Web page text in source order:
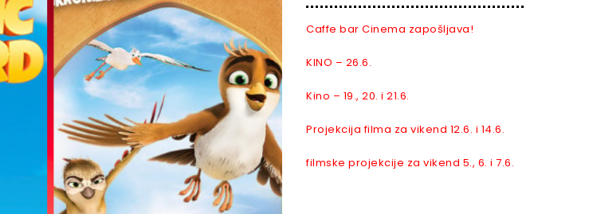
Caffe bar Cinema zapošljava!
KINO – 26.6.
Kino – 19., 20. i 21.6.
Projekcija filma za vikend 12.6. i 14.6.
filmske projekcije za vikend 5., 6. i 7.6.